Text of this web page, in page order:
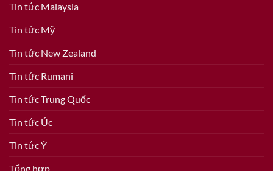
Tin tức Malaysia
Tin tức Mỹ
Tin tức New Zealand
Tin tức Rumani
Tin tức Trung Quốc
Tin tức Úc
Tin tức Ý
Tổng hợp